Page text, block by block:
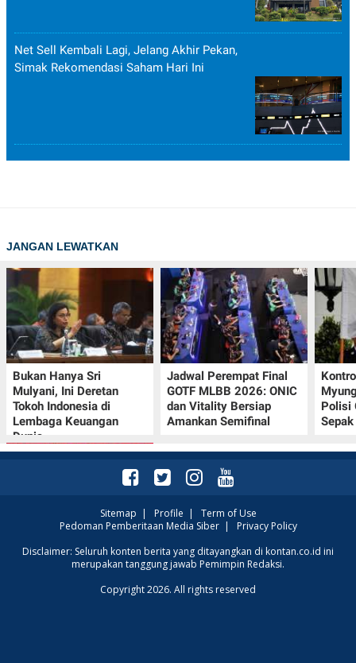
Net Sell Kembali Lagi, Jelang Akhir Pekan,
Simak Rekomendasi Saham Hari Ini
JANGAN LEWATKAN
Bukan Hanya Sri
Mulyani, Ini Deretan
Tokoh Indonesia di
Lembaga Keuangan
Dunia
Jadwal Perempat Final
GOTF MLBB 2026: ONIC
dan Vitality Bersiap
Amankan Semifinal
Polisi
Promo JSM Superindo
7–9 Agustus 2026,
Rp37.900 hingga Buah
Sitemap | Profile | Term of Use
Pedoman Pemberitaan Media Siber| Privacy Policy
Disclaimer: Seluruh konten berita yang ditayangkan di kontan.co.id ini
merupakan tanggung jawab Pemimpin Redaksi.
Copyright 2026. All rights reserved